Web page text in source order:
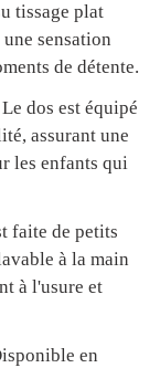
tissage plat
sensation
de détente.
Le dos est équipé
assurant une
les enfants qui
faite de petits
à la main
à l'usure et
en